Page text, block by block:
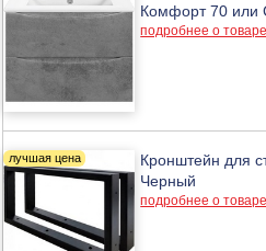
Комфорт 70 или
подробнее о товаре
Кронштейн для
Черный
подробнее о товаре